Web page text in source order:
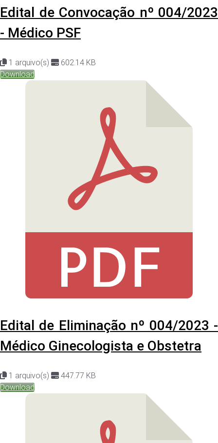
Edital de Convocação nº 004/2023
- Médico PSF
1 arquivo(s)
602.14 KB
Download
Edital de Eliminação nº 004/2023 -
Médico Ginecologista e Obstetra
1 arquivo(s)
447.77 KB
Download